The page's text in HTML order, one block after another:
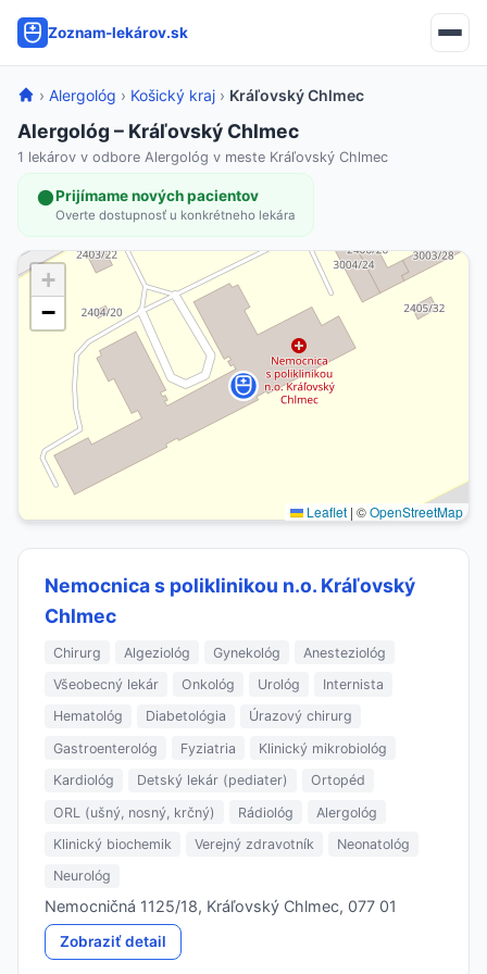
Zoznam-lekárov.sk
› Alergológ › Košický kraj › Kráľovský Chlmec
Alergológ – Kráľovský Chlmec
1 lekárov v odbore Alergológ v meste Kráľovský Chlmec
Prijímame nových pacientov
Overte dostupnosť u konkrétneho lekára
+
−
Leaflet | ©OpenStreetMap
Nemocnica s poliklinikou n.o. Kráľovský
Chlmec
Chirurg Algeziológ Gynekológ
Anesteziológ
Všeobecný lekár
Onkológ Urológ
Internista
Hematológ
Diabetológia
Úrazový chirurg
Gastroenterológ
Fyziatria
Klinický mikrobiológ
Kardiológ
Detský lekár (pediater)
Ortopéd
ORL (ušný, nosný, krčný)
Rádiológ
Alergológ
Klinický biochemik
Verejný zdravotník
Neonatológ
Neurológ
Nemocničná 1125/18, Kráľovský Chlmec, 077 01
Zobraziť detail